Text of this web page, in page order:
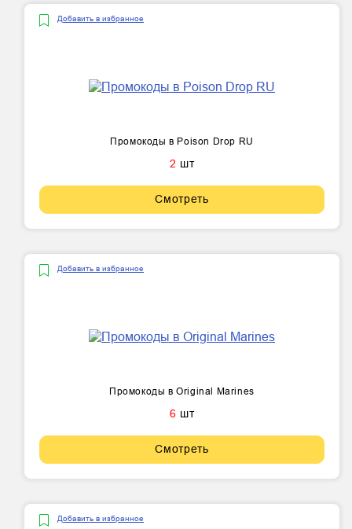
Добавить в избранное
Промокоды в Poison Drop RU
2 шт
Смотреть
Добавить в избранное
Промокоды в Original Marines
6 шт
Смотреть
Добавить в избранное